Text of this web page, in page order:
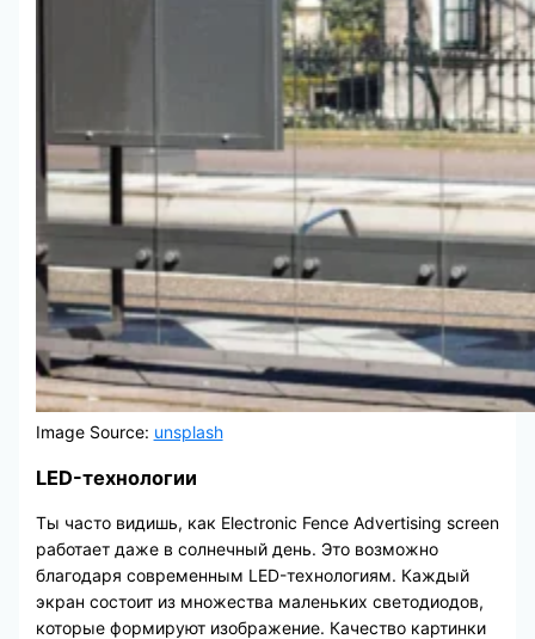
Image Source: unsplash
LED-технологии
Ты часто видишь, как Electronic Fence Advertising screen
работает даже в солнечный день. Это возможно
благодаря современным LED-технологиям. Каждый
экран состоит из множества маленьких светодиодов,
которые формируют изображение. Качество картинки